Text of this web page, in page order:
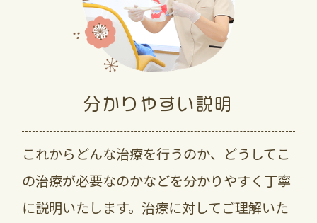
分かりやすい説明
これからどんな治療を行うのか、どうしてこ
の治療が必要なのかなどを分かりやすく丁寧
に説明いたします。治療に対してご理解いた